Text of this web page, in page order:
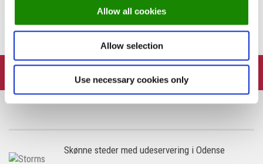
Allow all cookies
Allow selection
Use necessary cookies only
Madklubben udvider på Frederiksberg og Østerbro
Skønne steder med udeservering i Odense